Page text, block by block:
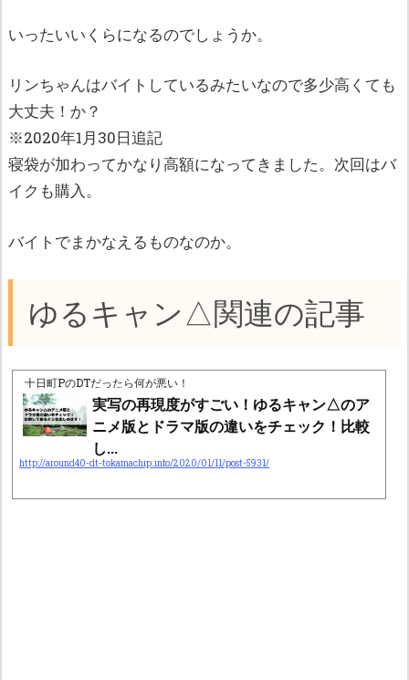
いったいいくらになるのでしょうか。
リンちゃんはバイトしているみたいなので多少高くても
大丈夫！か？
※2020年1月30日追記
寝袋が加わってかなり高額になってきました。次回はバ
イクも購入。
バイトでまかなえるものなのか。
ゆるキャン△関連の記事
十日町PのDTだったら何が悪い！
実写の再現度がすごい！ゆるキャン△のア
ニメ版とドラマ版の違いをチェック！比較
し...
http://around40-dt-tokamachip.info/2020/01/11/post-5931/